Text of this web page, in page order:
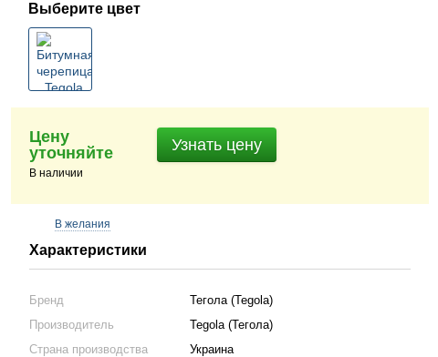
Выберите цвет
Цену
уточняйте
В наличии
Узнать цену
В желания
Характеристики
Бренд
Тегола (Tegola)
Производитель
Tegola (Тегола)
Страна производства
Украина